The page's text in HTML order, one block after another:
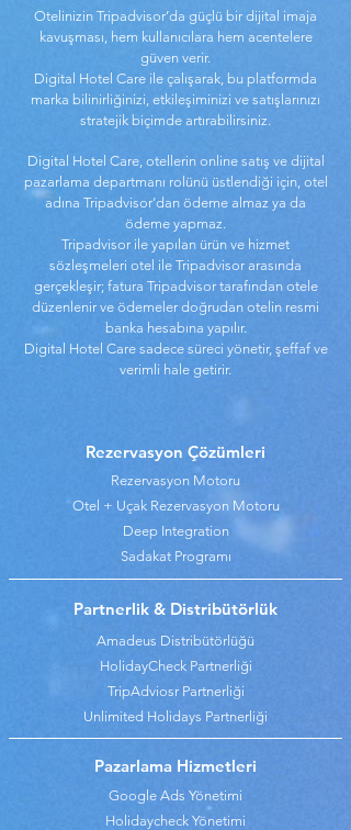
Otelinizin Tripadvisor’da güçlü bir dijital imaja
kavuşması, hem kullanıcılara hem acentelere
güven verir.
Digital Hotel Care ile çalışarak, bu platformda
marka bilinirliğinizi, etkileşiminizi ve satışlarınızı
stratejik biçimde artırabilirsiniz.
Digital Hotel Care, otellerin online satış ve dijital
pazarlama departmanı rolünü üstlendiği için, otel
adına Tripadvisor’dan ödeme almaz ya da
ödeme yapmaz.
Tripadvisor ile yapılan ürün ve hizmet
sözleşmeleri otel ile Tripadvisor arasında
gerçekleşir; fatura Tripadvisor tarafından otele
düzenlenir ve ödemeler doğrudan otelin resmi
banka hesabına yapılır.
Digital Hotel Care sadece süreci yönetir, şeffaf ve
verimli hale getirir.
Rezervasyon Çözümleri
Rezervasyon Motoru
Otel + Uçak Rezervasyon Motoru
Deep Integration
Sadakat Programı
Partnerlik & Distribütörlük
Amadeus Distribütörlüğü
HolidayCheck Partnerliği
TripAdviosr Partnerliği
Unlimited Holidays Partnerliği
Pazarlama Hizmetleri
Google Ads Yönetimi
Holidaycheck Yönetimi